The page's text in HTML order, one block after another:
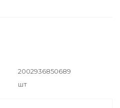
2002936850689
шт